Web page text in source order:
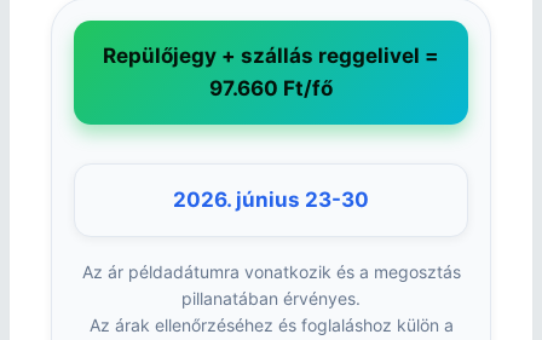
Repülőjegy + szállás reggelivel =
97.660 Ft/fő
2026. június 23-30
Az ár példadátumra vonatkozik és a megosztás
pillanatában érvényes.
Az árak ellenőrzéséhez és foglaláshoz külön a